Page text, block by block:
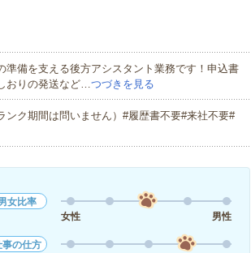
準備を支える後方アシスタント業務です！申込書
おりの発送など…つづきを見る
ク期間は問いません）#履歴書不要#来社不要#
女比率
女性
男性
事の仕方